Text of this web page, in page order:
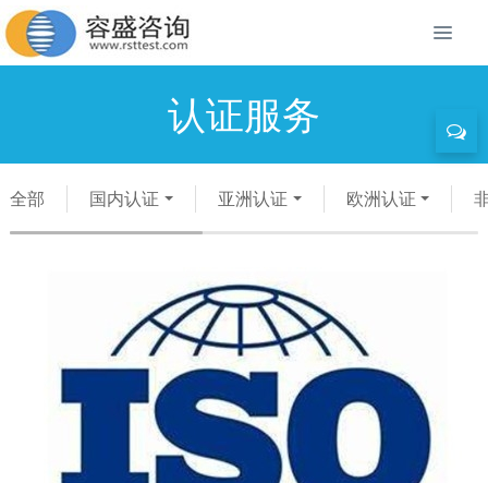
认证服务
全部 国内认证 亚洲认证 欧洲认证